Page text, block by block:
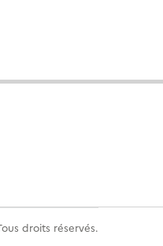
droits réservés.